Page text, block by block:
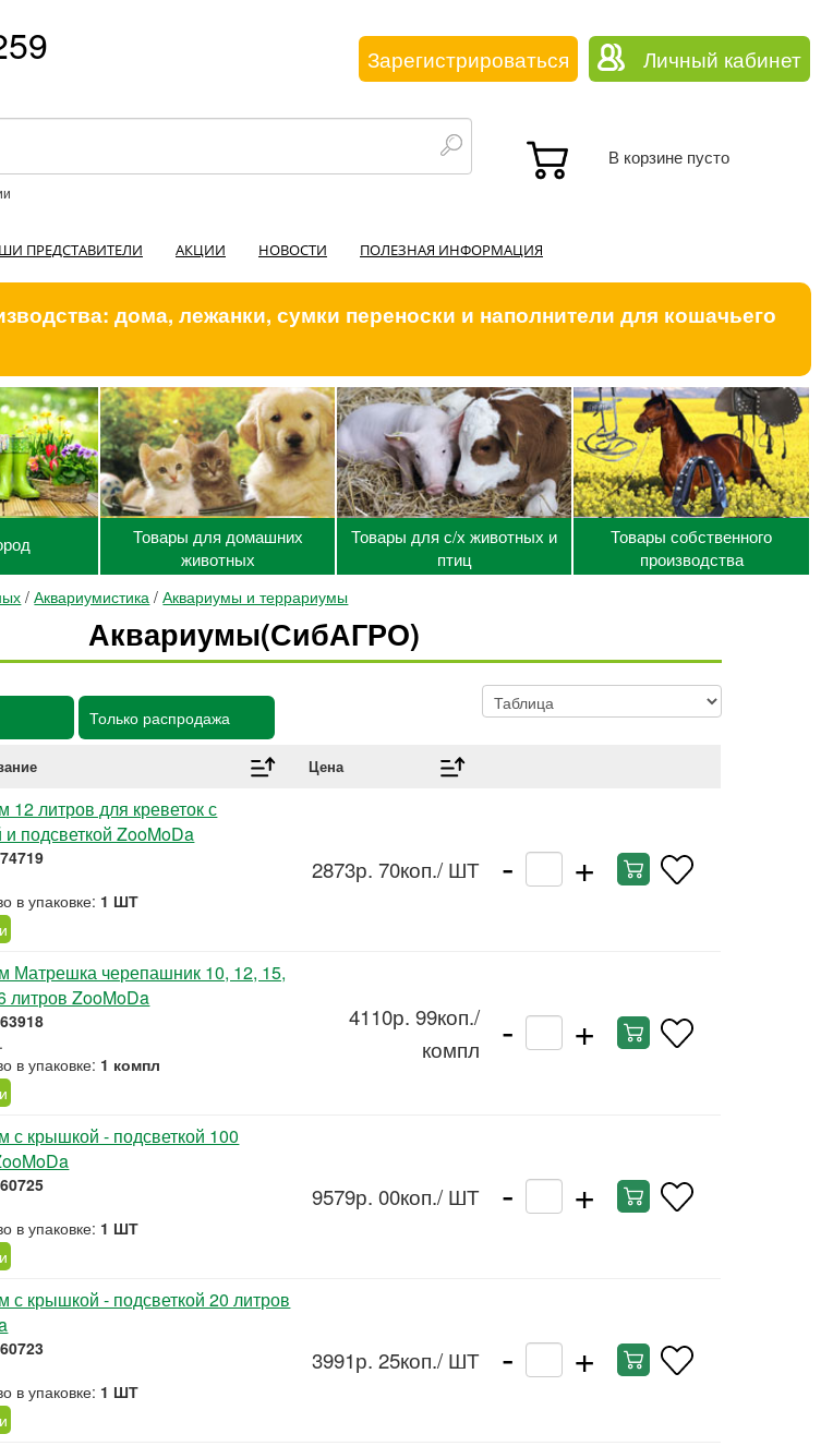
Зарегистрироваться Личный кабинет
В корзине пусто
ПРЕДСТАВИТЕЛИ АКЦИИ НОВОСТИ ПОЛЕЗНАЯ ИНФОРМАЦИЯ
дома, лежанки, сумки переноски и наполнители для кошачьего
Товары для домашних
животных
Товары для с/х животных и
птиц
Товары собственного
производства
/Аквариумистика /Аквариумы и террариумы
Аквариумы(СибАГРО)
Только распродажа
Цена
12 литров для креветок с
подсветкой ZooMoDa
в упаковке: 1 ШТ
2873р. 70коп./ ШТ - +
Матрешка черепашник 10, 12, 15,
литров ZooMoDa
в упаковке: 1 компл
4110р. 99коп./
компл
- +
с крышкой - подсветкой 100
в упаковке: 1 ШТ
9579р. 00коп./ ШТ - +
с крышкой - подсветкой 20 литров
в упаковке: 1 ШТ
3991р. 25коп./ ШТ - +